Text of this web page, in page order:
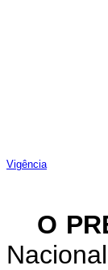
Vigência
O